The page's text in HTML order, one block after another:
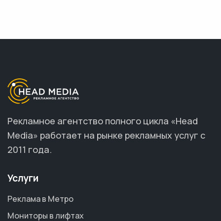
Рекламное агентство полного цикла «Head
Media» работает на рынке рекламных услуг с
2011 года.
Услуги
Реклама в Метро
Мониторы в лифтах